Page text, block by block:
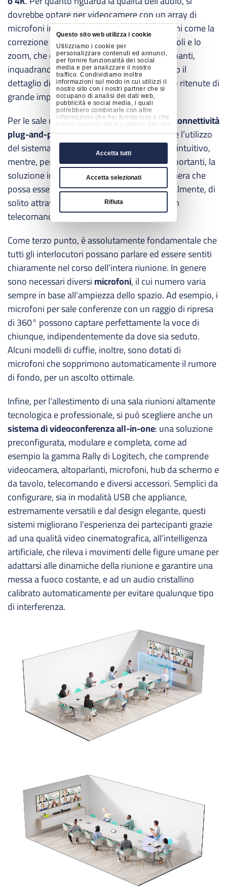
Questo sito web utilizza i cookie
Utilizziamo i cookie per
personalizzare contenuti ed annunci,
per fornire funzionalità dei social
media e per analizzare il nostro
traffico. Condividiamo inoltre
informazioni sul modo in cui utilizzi il
nostro sito con i nostri partner che si
occupano di analisi dei dati web,
pubblicità e social media, i quali
potrebbero combinarle con altre
informazioni che hai fornito loro o che
hanno raccolto dal tuo utilizzo dei loro
servizi.
Accetta tutti
Accetta selezionati
Rifiuta
dovrebbe optare per videocamere con un array di
microfoni intelligenti integrati. Anche funzioni come la
correzione automatica della luce, i grandangoli e lo
zoom, che consente di avvicinarsi ai partecipanti,
inquadrandoli in primo piano o condividendo il
dettaglio di un determinato contenuto, sono ritenute di
grande importanza e ampiamente richieste.
Per le sale riunioni di piccole dimensioni, la connettività
plug-and-playè una caratteristica che rende l’utilizzo
del sistema di video conferencing rapido ed intuitivo,
mentre, per meeting room di dimensioni importanti, la
soluzione ideale è selezionare una videocamera che
possa essere impostata e controllata manualmente, di
solito attraverso un ulteriore device come un
telecomando o una tastiera.
Come terzo punto, è assolutamente fondamentale che
tutti gli interlocutori possano parlare ed essere sentiti
chiaramente nel corso dell’intera riunione. In genere
sono necessari diversimicrofoni, il cui numero varia
sempre in base all’ampiezza dello spazio. Ad esempio, i
microfoni per sale conferenze con un raggio di ripresa
di 360° possono captare perfettamente la voce di
chiunque, indipendentemente da dove sia seduto.
Alcuni modelli di cuffie, inoltre, sono dotati di
microfoni che sopprimono automaticamente il rumore
di fondo, per un ascolto ottimale.
Infine, per l’allestimento di una sala riunioni altamente
tecnologica e professionale, si può scegliere anche un
sistema di videoconferenza all-in-one: una soluzione
preconfigurata, modulare e completa, come ad
esempio la gamma Rally di Logitech, che comprende
videocamera, altoparlanti, microfoni, hub da schermo e
da tavolo, telecomando e diversi accessori. Semplici da
configurare, sia in modalità USB che appliance,
estremamente versatili e dal design elegante, questi
sistemi migliorano l’esperienza dei partecipanti grazie
ad una qualità video cinematografica, all’intelligenza
artificiale, che rileva i movimenti delle figure umane per
adattarsi alle dinamiche della riunione e garantire una
messa a fuoco costante, e ad un audio cristallino
calibrato automaticamente per evitare qualunque tipo
di interferenza.